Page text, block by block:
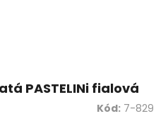
PASTELINi fialová
Kód: 7-829